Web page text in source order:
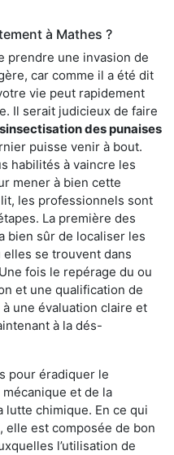
à Mathes ?
prendre une invasion de
car comme il a été dit
vie peut rapidement
Il serait judicieux de faire
des punaises
puisse venir à bout.
habilités à vaincre les
mener à bien cette
les professionnels sont
La première des
bien sûr de localiser les
se trouvent dans
fois le repérage du ou
et une qualification de
une évaluation claire et
à la dés-
pour éradiquer le
et de la
lutte chimique. En ce qui
est composée de bon
l’utilisation de